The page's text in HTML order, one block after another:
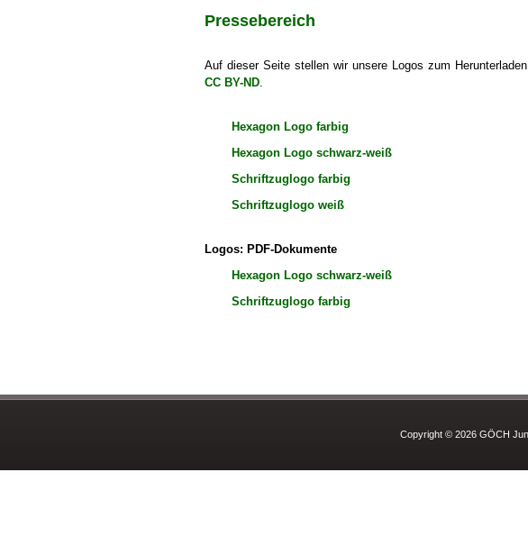
Pressebereich
Auf dieser Seite stellen wir unsere Logos zum
CC BY-ND.
Hexagon Logo farbig
Hexagon Logo schwarz-weiß
Schriftzuglogo farbig
Schriftzuglogo weiß
Logos: PDF-Dokumente
Hexagon Logo schwarz-weiß
Schriftzuglogo farbig
Copyright © 2026 GÖCH